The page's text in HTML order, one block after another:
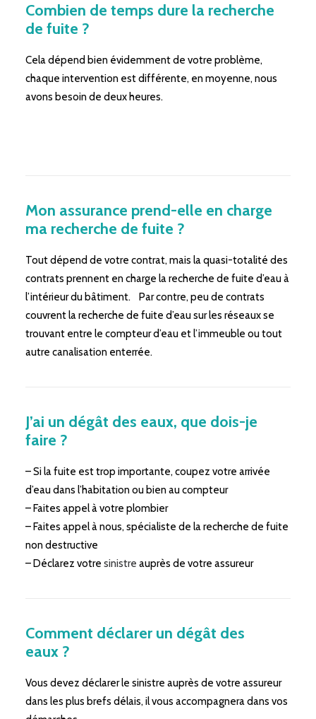
Combien de temps dure la recherche
de fuite ?
Cela dépend bien évidemment de votre problème,
chaque intervention est différente, en moyenne, nous
avons besoin de deux heures.
Mon assurance prend-elle en charge
ma recherche de fuite ?
Tout dépend de votre contrat, mais la quasi-totalité des
contrats prennent en charge la recherche de fuite d’eau à
l’intérieur du bâtiment. Par contre, peu de contrats
couvrent la recherche de fuite d’eau sur les réseaux se
trouvant entre le compteur d’eau et l’immeuble ou tout
autre canalisation enterrée.
J’ai un dégât des eaux, que dois-je
faire ?
– Si la fuite est trop importante, coupez votre arrivée
d’eau dans l’habitation ou bien au compteur
– Faites appel à votre plombier
– Faites appel à nous, spécialiste de la recherche de fuite
non destructive
– Déclarez votre sinistre auprès de votre assureur
Comment déclarer un dégât des
eaux ?
Vous devez déclarer le sinistre auprès de votre assureur
dans les plus brefs délais, il vous accompagnera dans vos